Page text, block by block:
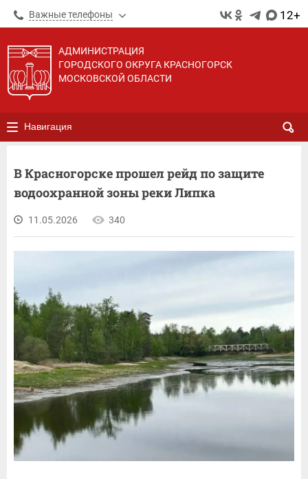
Важные телефоны 12+
АДМИНИСТРАЦИЯ
ГОРОДСКОГО ОКРУГА КРАСНОГОРСК
МОСКОВСКОЙ ОБЛАСТИ
Навигация
В Красногорске прошел рейд по защите
водоохранной зоны реки Липка
11.05.2026 340